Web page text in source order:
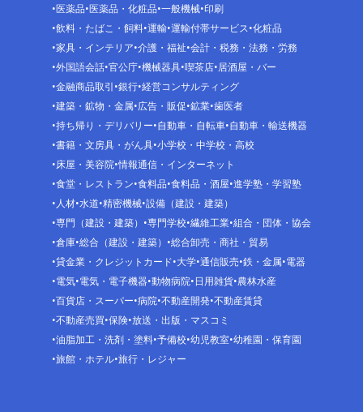
医薬品 医薬品・化粧品 一般機械 印刷
飲料・たばこ・飼料 運輸 運輸付帯サービス 化粧品
家具・インテリア 介護・福祉 会計・税務・法務・労務
外国語会話 官公庁 機械器具 喫茶店 居酒屋・バー
金融商品取引 銀行 経営コンサルティング
建築・鉱物・金属 広告・販促 鉱業 歯医者
持ち帰り・デリバリー 自動車・自転車 自動車・輸送機器
書籍・文房具・がん具 小学校・中学校・高校
床屋・美容院 情報通信・インターネット
食堂・レストラン 食料品 食料品・酒屋 進学塾・学習塾
人材 水道 精密機械 設備（建設・建築）
専門（建設・建築）
専門学校 繊維工業 組合・団体・協会
倉庫 総合（建設・建築）
総合卸売・商社・貿易
貸金業・クレジットカード 大学 通信販売 鉄・金属 電器
電気 電気・電子機器 動物病院 日用雑貨 農林水産
百貨店・スーパー 病院 不動産開発 不動産賃貸
不動産売買 保険 放送・出版・マスコミ
油脂加工・洗剤・塗料 予備校 幼児教室 幼稚園・保育園
旅館・ホテル 旅行・レジャー